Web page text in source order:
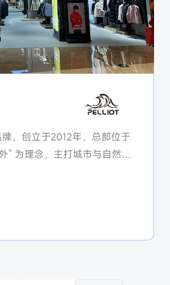
，创立于2012年，总部位于
” 为理念，主打城市与自然结
计和性价比策略快速崛起，
，代表国产户外品牌的年轻